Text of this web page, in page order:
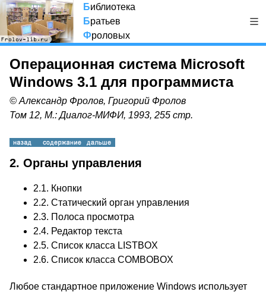
Библиотека
Братьев
Фроловых
Операционная система Microsoft
Windows 3.1 для программиста
© Александр Фролов, Григорий Фролов
Том 12, М.: Диалог-МИФИ, 1993, 255 стр.
2. Органы управления
2.1. Кнопки
2.2. Статический орган управления
2.3. Полоса просмотра
2.4. Редактор текста
2.5. Список класса LISTBOX
2.6. Список класса COMBOBOX
Любое стандартное приложение Windows использует